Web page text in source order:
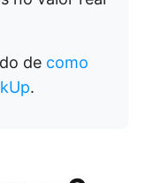
de como
.